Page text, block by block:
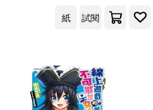
紙 試閱